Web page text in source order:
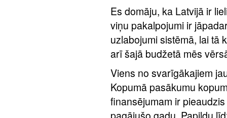
Es domāju, ka Latvijā ir
viņu pakalpojumi ir
uzlabojumi sistēmā, lai tā
arī šajā budžetā mēs
Viens no svarīgākajiem
Kopumā pasākumu
finansējumam ir